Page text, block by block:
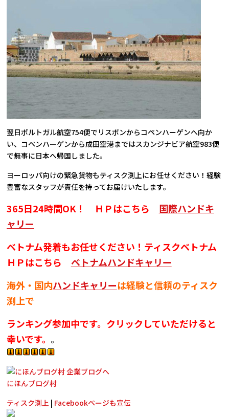
翌日ポルトガル航空754便でリスボンからコペンハーゲンへ向か
い、コペンハーゲンから成田空港まではスカンジナビア航空983便
で無事に日本へ帰国しました。
ヨーロッパ向けの緊急貨物もティスク渕上にお任せください！経験
豊富なスタッフが責任を持ってお届けいたします。
365日24時間OK！ ＨＰはこちら 国際ハンドキ
ャリー
ベトナム発着もお任せください！ティスクベトナム
ＨＰはこちら ベトナムハンドキャリー
海外・国内ハンドキャリーは経験と信頼のティスク
渕上で
ランキング参加中です。クリックしていただけると
幸いです。 。
にほんブログ村
ティスク渕上 | Facebookページも宣伝